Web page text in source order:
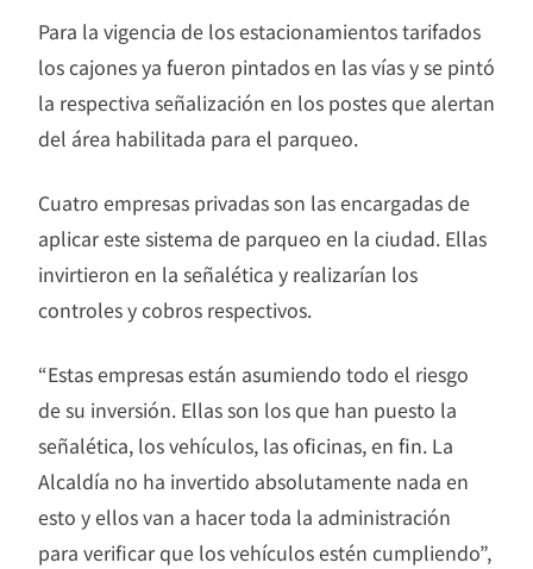
Para la vigencia de los estacionamientos tarifados
los cajones ya fueron pintados en las vías y se pintó
la respectiva señalización en los postes que alertan
del área habilitada para el parqueo.
Cuatro empresas privadas son las encargadas de
aplicar este sistema de parqueo en la ciudad. Ellas
invirtieron en la señalética y realizarían los
controles y cobros respectivos.
“Estas empresas están asumiendo todo el riesgo
de su inversión. Ellas son los que han puesto la
señalética, los vehículos, las oficinas, en fin. La
Alcaldía no ha invertido absolutamente nada en
esto y ellos van a hacer toda la administración
para verificar que los vehículos estén cumpliendo”,